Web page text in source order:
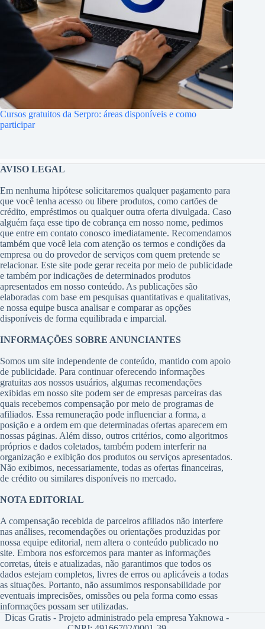
Cursos gratuitos da Serpro: áreas disponíveis e como
participar
AVISO LEGAL
Em nenhuma hipótese solicitaremos qualquer pagamento para
que você tenha acesso ou libere produtos, como cartões de
crédito, empréstimos ou qualquer outra oferta divulgada. Caso
alguém faça esse tipo de cobrança em nosso nome, pedimos
que entre em contato conosco imediatamente. Recomendamos
também que você leia com atenção os termos e condições da
empresa ou do provedor de serviços com quem pretende se
relacionar. Este site pode gerar receita por meio de publicidade
e também por indicações de determinados produtos
apresentados em nosso conteúdo. As publicações são
elaboradas com base em pesquisas quantitativas e qualitativas,
e nossa equipe busca analisar e comparar as opções
disponíveis de forma equilibrada e imparcial.
INFORMAÇÕES SOBRE ANUNCIANTES
Somos um site independente de conteúdo, mantido com apoio
de publicidade. Para continuar oferecendo informações
gratuitas aos nossos usuários, algumas recomendações
exibidas em nosso site podem ser de empresas parceiras das
quais recebemos compensação por meio de programas de
afiliados. Essa remuneração pode influenciar a forma, a
posição e a ordem em que determinadas ofertas aparecem em
nossas páginas. Além disso, outros critérios, como algoritmos
próprios e dados coletados, também podem interferir na
organização e exibição dos produtos ou serviços apresentados.
Não exibimos, necessariamente, todas as ofertas financeiras,
de crédito ou similares disponíveis no mercado.
NOTA EDITORIAL
A compensação recebida de parceiros afiliados não interfere
nas análises, recomendações ou orientações produzidas por
nossa equipe editorial, nem altera o conteúdo publicado no
site. Embora nos esforcemos para manter as informações
corretas, úteis e atualizadas, não garantimos que todos os
dados estejam completos, livres de erros ou aplicáveis a todas
as situações. Portanto, não assumimos responsabilidade por
eventuais imprecisões, omissões ou pela forma como essas
informações possam ser utilizadas.
Dicas Gratis - Projeto administrado pela empresa Yaknowa -